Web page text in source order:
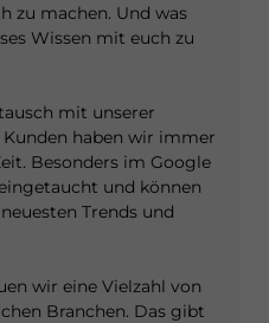
zu machen. Und was
Wissen mit euch zu
mit unserer
haben wir immer
Besonders im Google
und können
Trends und
wir eine Vielzahl von
Branchen. Das gibt